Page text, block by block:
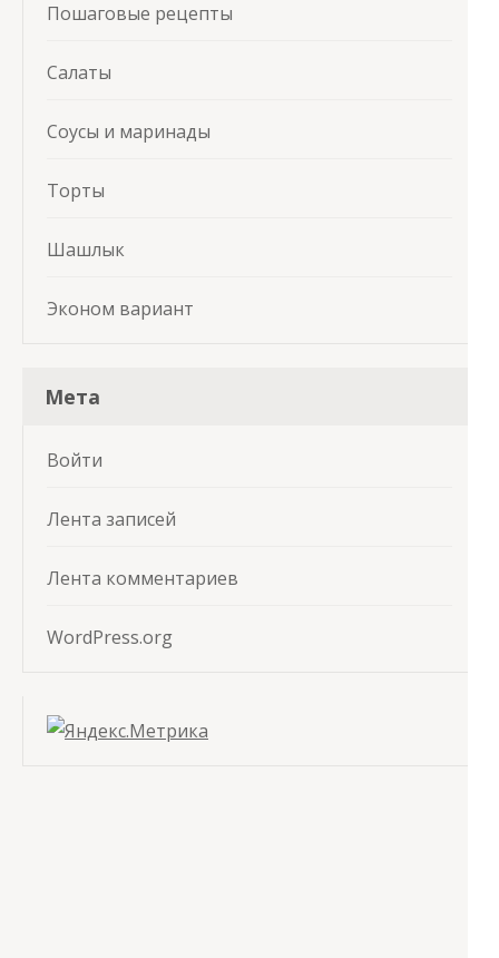
Пошаговые рецепты
Салаты
Соусы и маринады
Торты
Шашлык
Эконом вариант
Мета
Войти
Лента записей
Лента комментариев
WordPress.org